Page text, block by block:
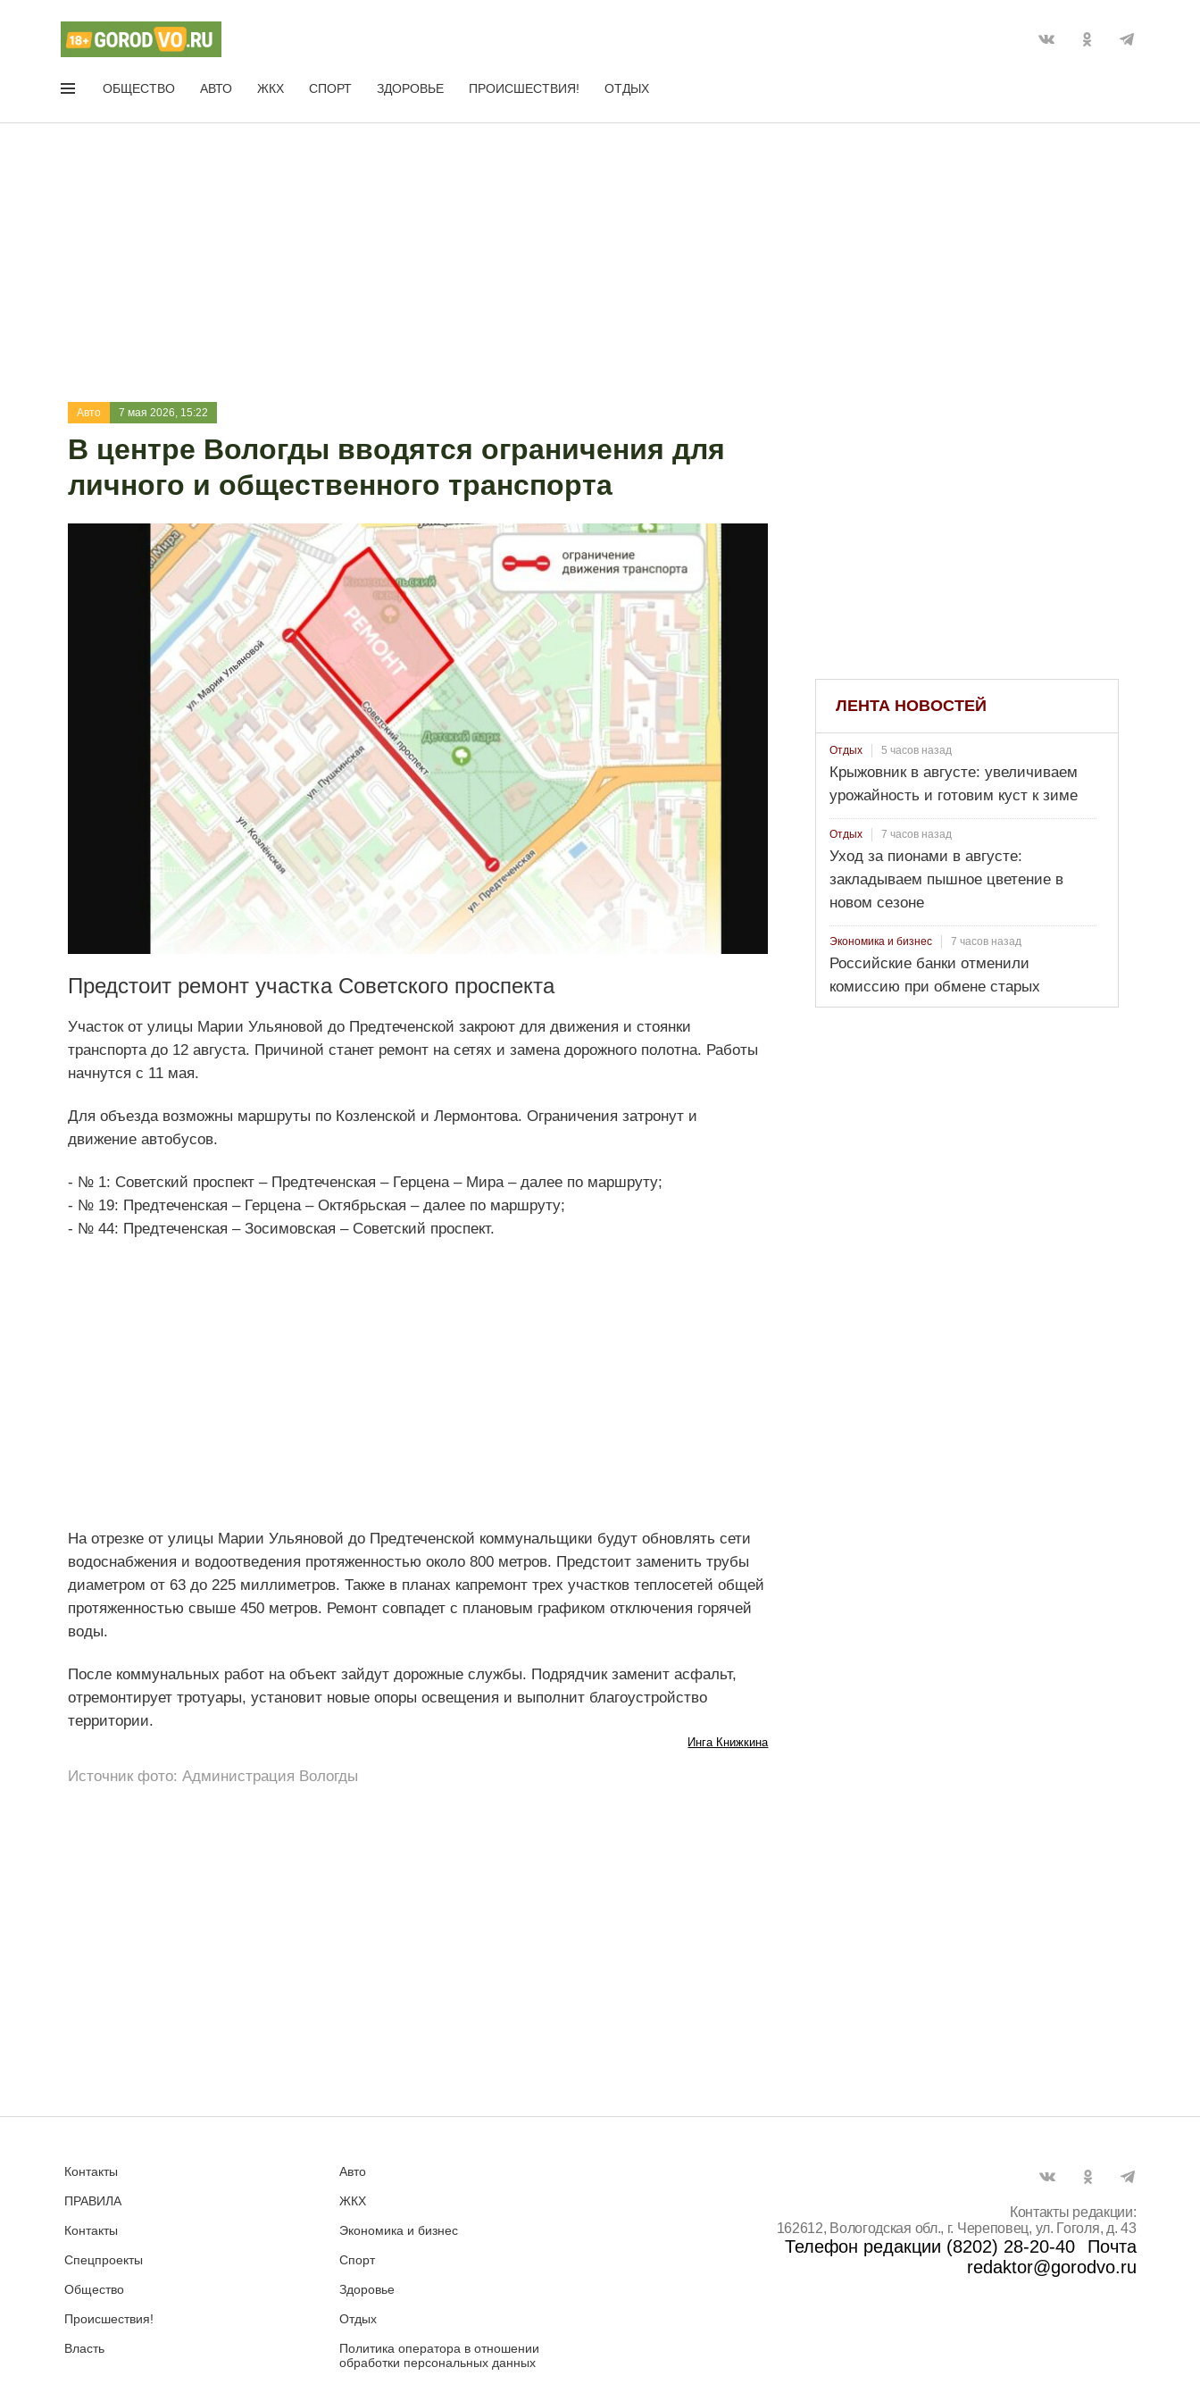
ОБЩЕСТВО АВТО ЖКХ СПОРТ ЗДОРОВЬЕ ПРОИСШЕСТВИЯ! ОТДЫХ
Авто 7 мая 2026, 15:22
В центре Вологды вводятся ограничения для
личного и общественного транспорта
Предстоит ремонт участка Советского проспекта
Участок от улицы Марии Ульяновой до Предтеченской закроют для движения и стоянки
транспорта до 12 августа. Причиной станет ремонт на сетях и замена дорожного полотна. Работы
начнутся с 11 мая.
Для объезда возможны маршруты по Козленской и Лермонтова. Ограничения затронут и
движение автобусов.
- № 1: Советский проспект – Предтеченская – Герцена – Мира – далее по маршруту;
- № 19: Предтеченская – Герцена – Октябрьская – далее по маршруту;
- № 44: Предтеченская – Зосимовская – Советский проспект.
На отрезке от улицы Марии Ульяновой до Предтеченской коммунальщики будут обновлять сети
водоснабжения и водоотведения протяженностью около 800 метров. Предстоит заменить трубы
диаметром от 63 до 225 миллиметров. Также в планах капремонт трех участков теплосетей общей
протяженностью свыше 450 метров. Ремонт совпадет с плановым графиком отключения горячей
воды.
После коммунальных работ на объект зайдут дорожные службы. Подрядчик заменит асфальт,
отремонтирует тротуары, установит новые опоры освещения и выполнит благоустройство
территории.
Инга Книжкина
Источник фото: Администрация Вологды
ЛЕНТА НОВОСТЕЙ
Отдых 5 часов назад
Крыжовник в августе: увеличиваем
урожайность и готовим куст к зиме
Отдых 7 часов назад
Уход за пионами в августе:
закладываем пышное цветение в
новом сезоне
Экономика и бизнес 7 часов назад
Российские банки отменили
комиссию при обмене старых
долларов
Контакты
ПРАВИЛА
Контакты
Спецпроекты
Общество
Происшествия!
Власть
Авто
ЖКХ
Экономика и бизнес
Спорт
Здоровье
Отдых
Политика оператора в отношении
обработки персональных данных
Контакты редакции:
162612, Вологодская обл., г. Череповец, ул. Гоголя, д. 43
Телефон редакции (8202) 28-20-40
Почта
redaktor@gorodvo.ru